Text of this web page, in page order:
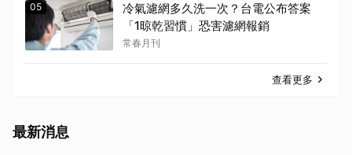
05
冷氣濾網多久洗一次？台電公布答案
「1晾乾習慣」恐害濾網報銷
常春月刊
查看更多
最新消息